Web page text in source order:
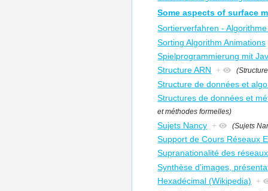
Some aspects of surface
Sortierverfahren -
Sorting Algorithm Animations
Spielprogrammierung mit
Structure ARN
+
Structure de données et
Structures de données et
et méthodes formelles)
Sujets Nancy + (Sujets
Support de Cours Réseaux
Supranationalité des
Synthèse d’images,
Hexadécimal (Wikipedia)
+